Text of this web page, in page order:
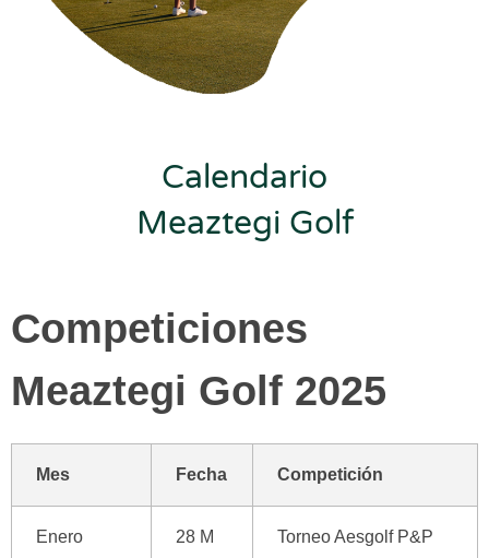
Calendario
Meaztegi Golf
Competiciones
Meaztegi Golf 2025
Mes Fecha Competición
Enero 28 M Torneo Aesgolf P&P